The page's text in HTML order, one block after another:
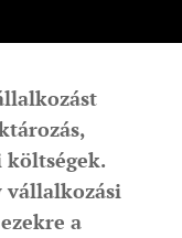
költségek.
vállalkozási
a